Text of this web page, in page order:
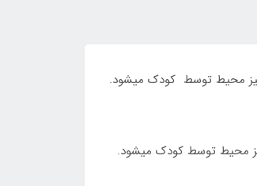
محیط توسط کودک میشود.
محیط توسط کودک میشود.